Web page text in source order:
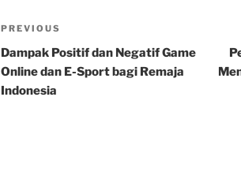
Post
navigation
Previous
Post
PREVIOUS
Dampak Positif dan Negatif Game
Online dan E-Sport bagi Remaja
Indonesia